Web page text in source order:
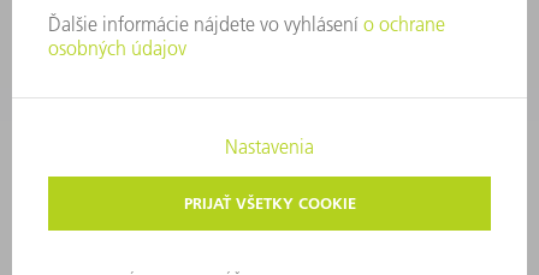
OZNAMOVANIE PROTISPOLOČENSKEJ ČINNOSTI
AUTORSKÉ PRÁVA A OCHRANNÁ ZNÁMKA
VOP TRUMPF SLOVAKIA
NASTAVENIA SÚKROMIA